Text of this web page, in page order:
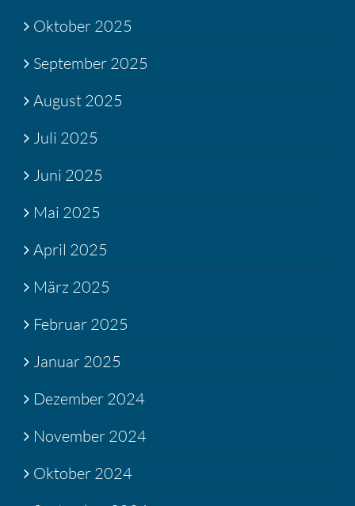
Oktober 2025
September 2025
August 2025
Juli 2025
Juni 2025
Mai 2025
April 2025
März 2025
Februar 2025
Januar 2025
Dezember 2024
November 2024
Oktober 2024